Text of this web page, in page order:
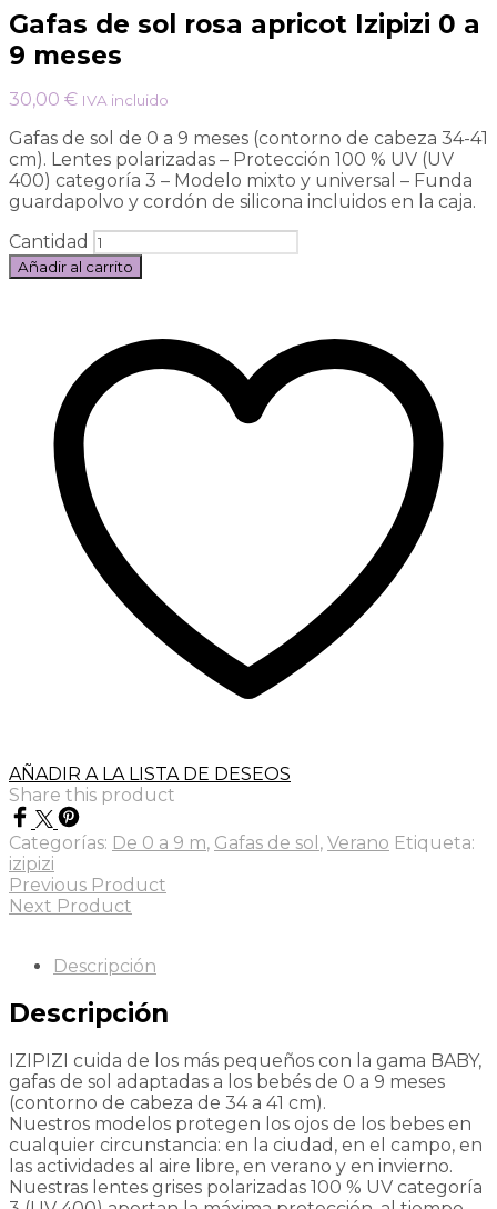
Gafas de sol rosa apricot Izipizi 0 a
9 meses
30,00 € IVA incluido
Gafas de sol de 0 a 9 meses (contorno de cabeza 34-41
cm). Lentes polarizadas – Protección 100 % UV (UV
400) categoría 3 – Modelo mixto y universal – Funda
guardapolvo y cordón de silicona incluidos en la caja.
Cantidad
Añadir al carrito
AÑADIR A LA LISTA DE DESEOS
Share this product
Categorías: De 0 a 9 m, Gafas de sol , Verano Etiqueta:
izipizi
Previous Product
Next Product
Descripción
Descripción
IZIPIZI cuida de los más pequeños con la gama BABY,
gafas de sol adaptadas a los bebés de 0 a 9 meses
(contorno de cabeza de 34 a 41 cm).
Nuestros modelos protegen los ojos de los bebes en
cualquier circunstancia: en la ciudad, en el campo, en
las actividades al aire libre, en verano y en invierno.
Nuestras lentes grises polarizadas 100 % UV categoría